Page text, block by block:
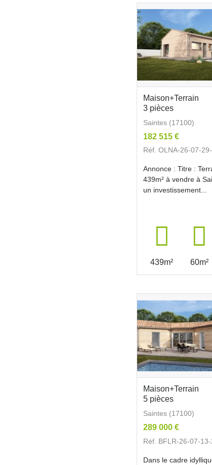
Maison+Terrain
3 pièces
Saintes (17100)
182 515 €
Réf. OLNA-26-07-
Annonce : Titre :
439m² à vendre à
un investissement...
439m² 60m²
Maison+Terrain
5 pièces
Saintes (17100)
289 000 €
Réf. BFLR-26-07-
Dans le cadre